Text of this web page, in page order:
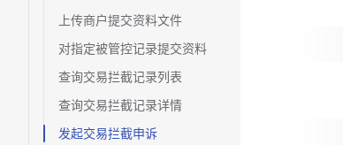
上传商户提交资料文件
对指定被管控记录提交资料
查询交易拦截记录列表
查询交易拦截记录详情
发起交易拦截申诉